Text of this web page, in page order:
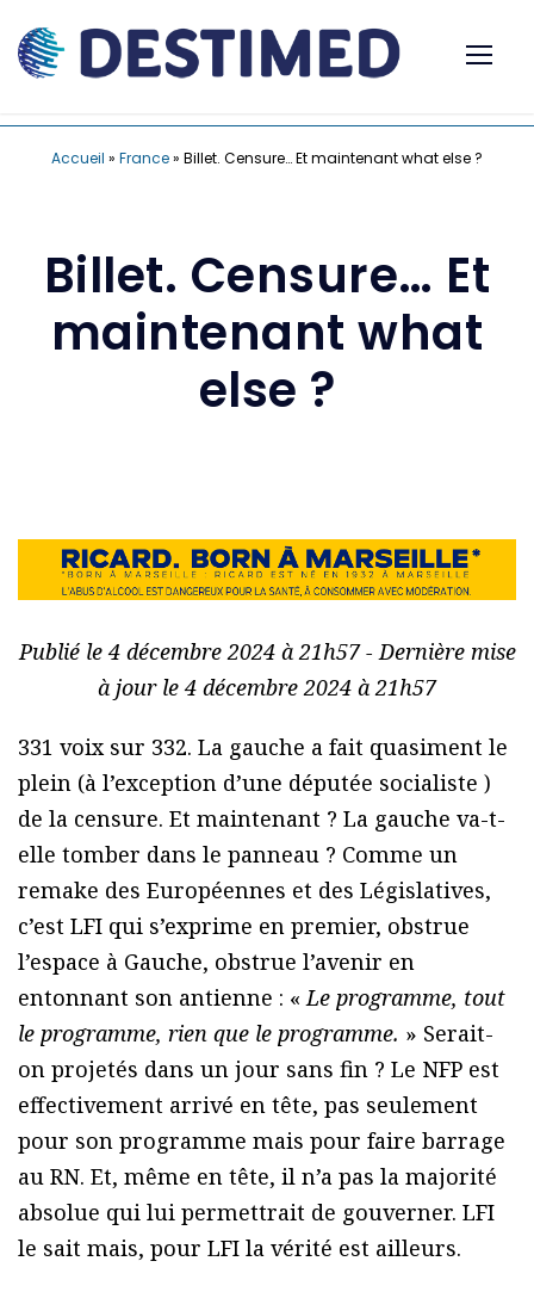
Accueil » France» Billet. Censure… Et maintenant what else ?
Billet. Censure… Et
maintenant what
else ?
Publié le 4 décembre 2024 à 21h57 - Dernière mise
à jour le 4 décembre 2024 à 21h57
331 voix sur 332. La gauche a fait quasiment le
plein (à l’exception d’une députée socialiste )
de la censure. Et maintenant ? La gauche va-t-
elle tomber dans le panneau ? Comme un
remake des Européennes et des Législatives,
c’est LFI qui s’exprime en premier, obstrue
l’espace à Gauche, obstrue l’avenir en
entonnant son antienne : «Le programme, tout
le programme, rien que le programme. » Serait-
on projetés dans un jour sans fin ? Le NFP est
effectivement arrivé en tête, pas seulement
pour son programme mais pour faire barrage
au RN. Et, même en tête, il n’a pas la majorité
absolue qui lui permettrait de gouverner. LFI
le sait mais, pour LFI la vérité est ailleurs.